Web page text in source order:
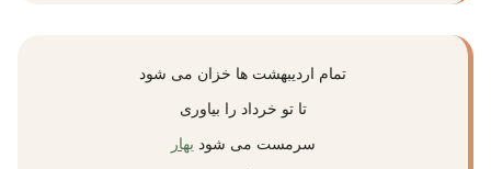
تمام اردیبهشت‌ ها خزان می‌ شود
تا تو خرداد را بیاوری
سرمست می‌ شود بهار